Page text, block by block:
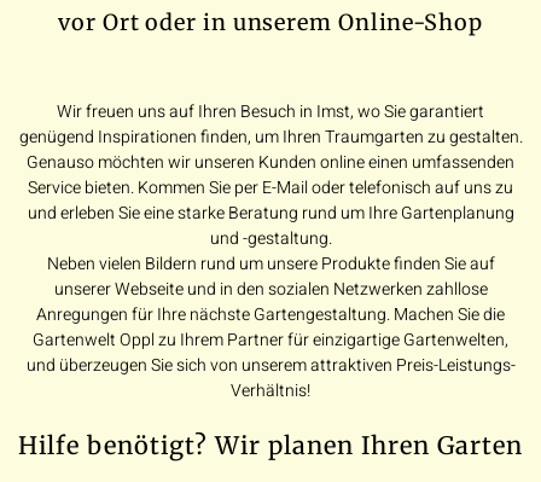
vor Ort oder in unserem Online-Shop
Wir freuen uns auf Ihren Besuch in Imst, wo Sie garantiert
genügend Inspirationen finden, um Ihren Traumgarten zu gestalten.
Genauso möchten wir unseren Kunden online einen umfassenden
Service bieten. Kommen Sie per E-Mail oder telefonisch auf uns zu
und erleben Sie eine starke Beratung rund um Ihre Gartenplanung
und -gestaltung.
Neben vielen Bildern rund um unsere Produkte finden Sie auf
unserer Webseite und in den sozialen Netzwerken zahllose
Anregungen für Ihre nächste Gartengestaltung. Machen Sie die
Gartenwelt Oppl zu Ihrem Partner für einzigartige Gartenwelten,
und überzeugen Sie sich von unserem attraktiven Preis-Leistungs-
Verhältnis!
Hilfe benötigt? Wir planen Ihren Garten